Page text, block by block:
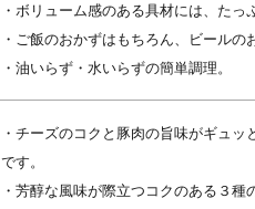
・ボリューム感のある具材には、たっ
・ご飯のおかずはもちろん、ビールの
・油いらず・水いらずの簡単調理。
・チーズのコクと豚肉の旨味がギュ
です。
・芳醇な風味が際立つコクのある３種